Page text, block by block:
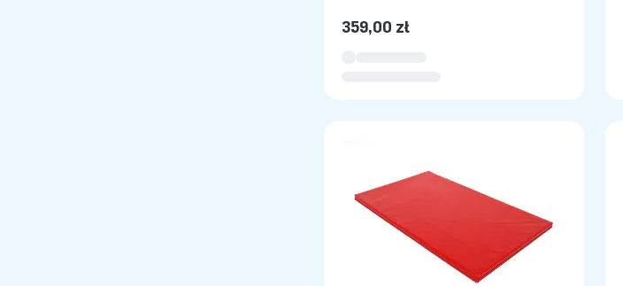
359,00 zł